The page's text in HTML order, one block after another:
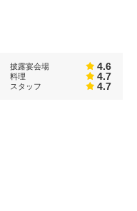
披露宴会場 4.6
料理 4.7
スタッフ 4.7